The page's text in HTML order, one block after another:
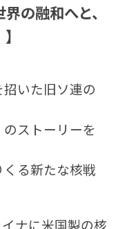
の融和へと、
いた旧ソ連の
ストーリーを
る新たな核戦
ナに米国製の核